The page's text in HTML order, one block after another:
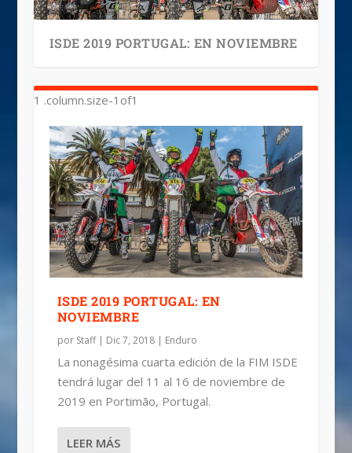
ISDE 2019 PORTUGAL: EN NOVIEMBRE
ISDE 2019 PORTUGAL: EN
NOVIEMBRE
por Staff| Dic 7, 2018| Enduro
La nonagésima cuarta edición de la FIM ISDE
tendrá lugar del 11 al 16 de noviembre de
2019 en Portimão, Portugal.
LEER MÁS